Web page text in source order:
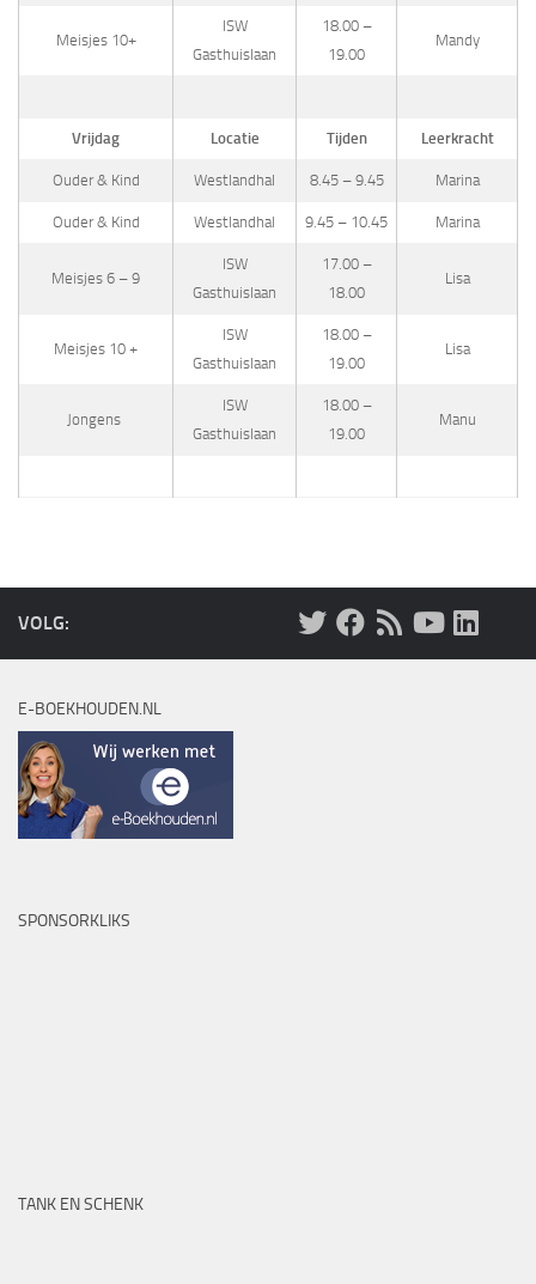
Meisjes 10+
ISW
Gasthuislaan
18.00 –
19.00
Mandy
Vrijdag Locatie Tijden Leerkracht
Ouder & Kind Westlandhal 8.45 – 9.45 Marina
Ouder & Kind Westlandhal 9.45 – 10.45 Marina
Meisjes 6 – 9
ISW
Gasthuislaan
17.00 –
18.00
Lisa
Meisjes 10 +
ISW
Gasthuislaan
18.00 –
19.00
Lisa
Jongens
ISW
Gasthuislaan
18.00 –
19.00
Manu
VOLG:
E-BOEKHOUDEN.NL
SPONSORKLIKS
TANK EN SCHENK